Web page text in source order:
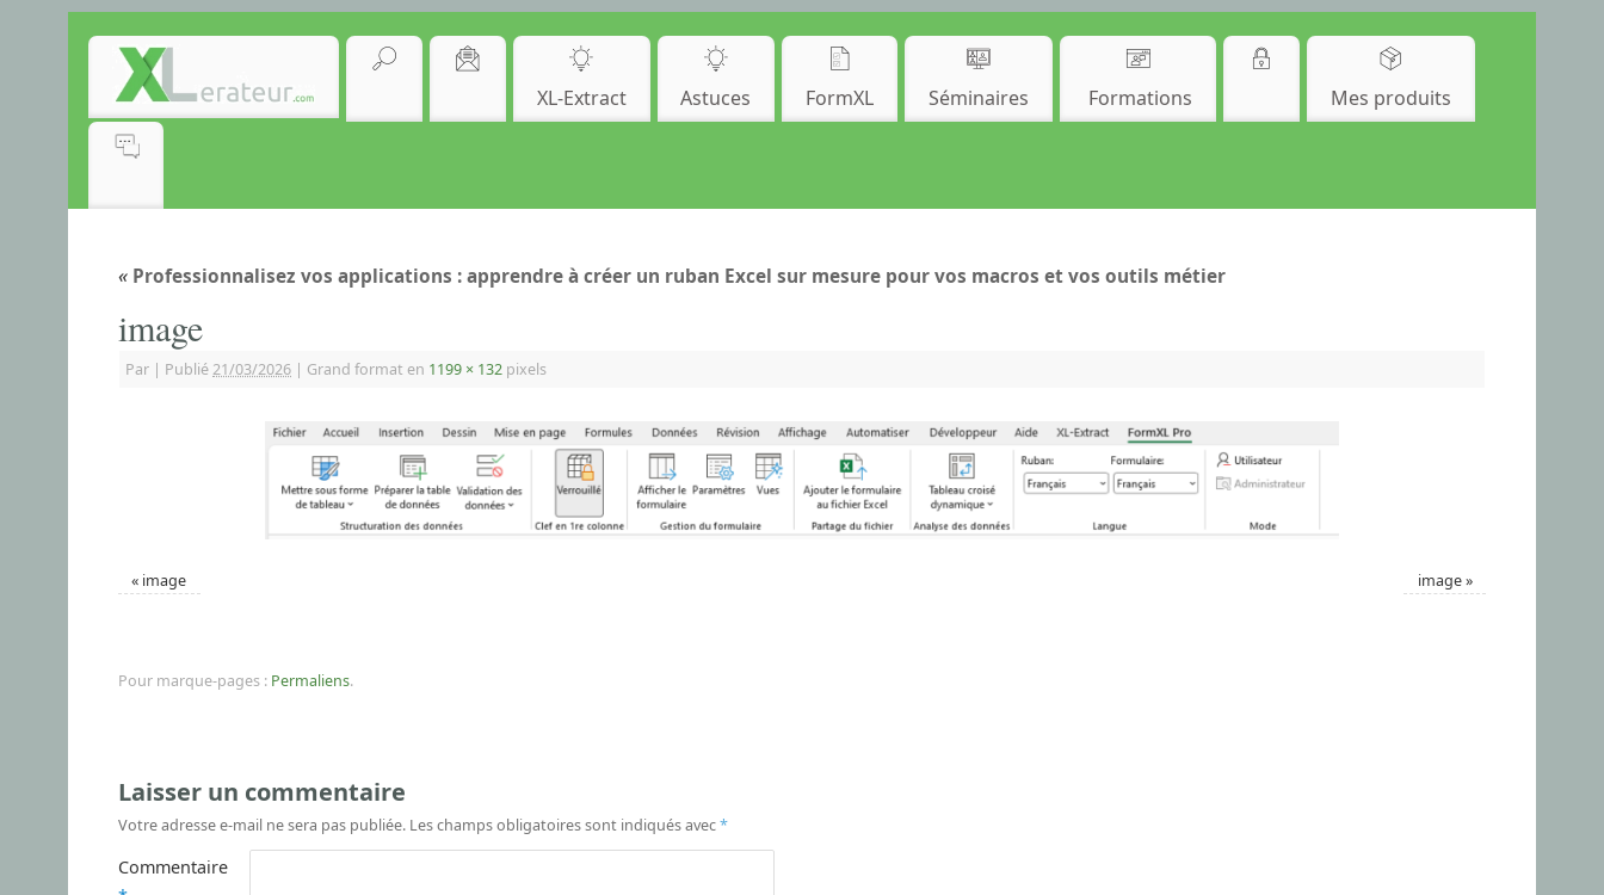
XL-Extract Astuces FormXL Séminaires Formations Mes produits
« Professionnalisez vos applications : apprendre à créer un ruban Excel sur mesure pour vos macros et vos outils métier
image
Par | Publié21/03/2026 | Grand format en 1199 × 132 pixels
« image image»
Pour marque-pages : Permaliens.
Laisser un commentaire
Votre adresse e-mail ne sera pas publiée. Les champs obligatoires sont indiqués avec*
Commentaire